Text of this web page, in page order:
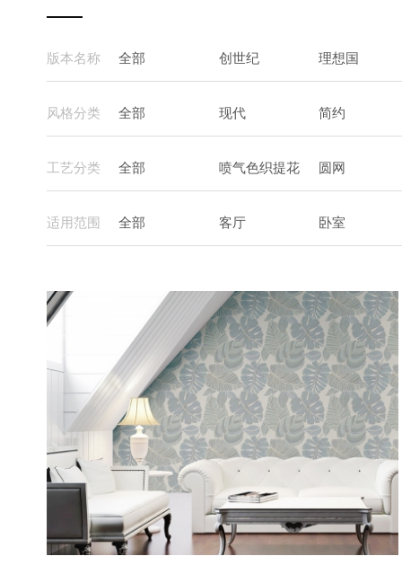
版本名称 全部 创世纪 理想国
风格分类 全部 现代 简约
工艺分类 全部 喷气色织提花 圆网
适用范围 全部 客厅 卧室